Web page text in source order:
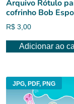
Arquivo Rótulo
cofrinho Bob
R$ 3,00
Adicionar ao
JPG, PDF, PNG